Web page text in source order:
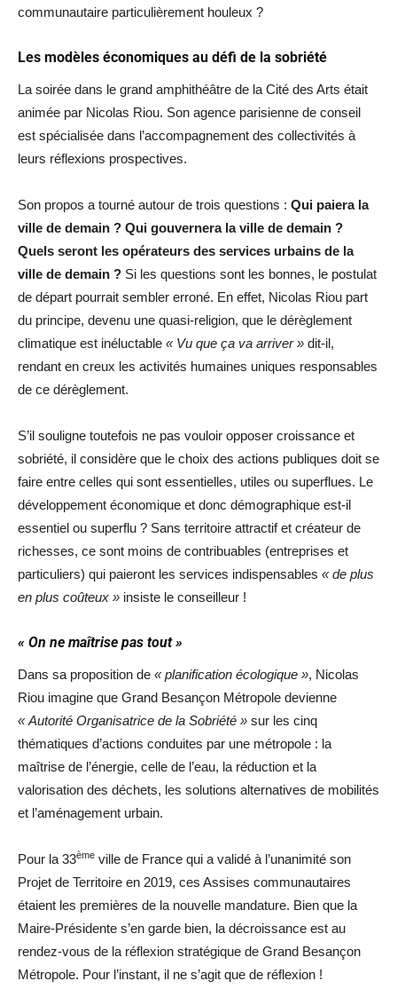
communautaire particulièrement houleux ?
Les modèles économiques au défi de la sobriété
La soirée dans le grand amphithéâtre de la Cité des Arts était
animée par Nicolas Riou. Son agence parisienne de conseil
est spécialisée dans l’accompagnement des collectivités à
leurs réflexions prospectives.
Son propos a tourné autour de trois questions : Qui paiera la
ville de demain ? Qui gouvernera la ville de demain ?
Quels seront les opérateurs des services urbains de la
ville de demain ? Si les questions sont les bonnes, le postulat
de départ pourrait sembler erroné. En effet, Nicolas Riou part
du principe, devenu une quasi-religion, que le dérèglement
climatique est inéluctable « Vu que ça va arriver » dit-il,
rendant en creux les activités humaines uniques responsables
de ce dérèglement.
S’il souligne toutefois ne pas vouloir opposer croissance et
sobriété, il considère que le choix des actions publiques doit se
faire entre celles qui sont essentielles, utiles ou superflues. Le
développement économique et donc démographique est-il
essentiel ou superflu ? Sans territoire attractif et créateur de
richesses, ce sont moins de contribuables (entreprises et
particuliers) qui paieront les services indispensables « de plus
en plus coûteux » insiste le conseilleur !
« On ne maîtrise pas tout »
Dans sa proposition de « planification écologique », Nicolas
Riou imagine que Grand Besançon Métropole devienne
« Autorité Organisatrice de la Sobriété » sur les cinq
thématiques d’actions conduites par une métropole : la
maîtrise de l’énergie, celle de l’eau, la réduction et la
valorisation des déchets, les solutions alternatives de mobilités
et l’aménagement urbain.
Pour la 33ème ville de France qui a validé à l’unanimité son
Projet de Territoire en 2019, ces Assises communautaires
étaient les premières de la nouvelle mandature. Bien que la
Maire-Présidente s’en garde bien, la décroissance est au
rendez-vous de la réflexion stratégique de Grand Besançon
Métropole. Pour l’instant, il ne s’agit que de réflexion !